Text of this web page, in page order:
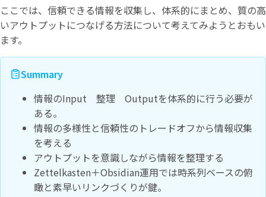
ここでは、信頼できる情報を収集し、体系的にまとめ、質の高
いアウトプットにつなげる方法について考えてみようとおもい
ます。
Summary
情報のInput 整理 Outputを体系的に行う必要が
ある。
情報の多様性と信頼性のトレードオフから情報収集
を考える
アウトプットを意識しながら情報を整理する
Zettelkasten＋Obsidian運用では時系列ベースの俯
瞰と素早いリンクづくりが鍵。